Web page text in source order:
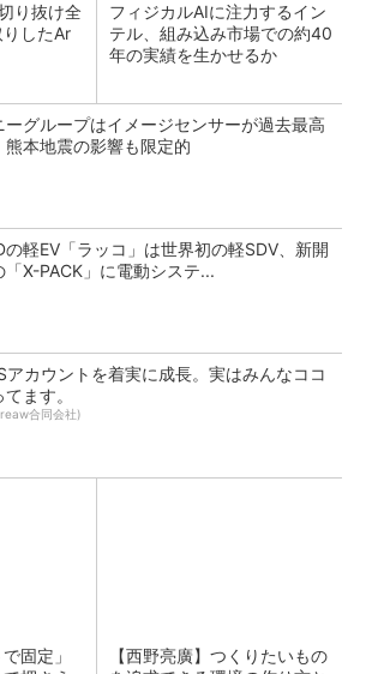
り抜け全
したAr
フィジカルAIに注力するイン
テル、組み込み市場での約40
年の実績を生かせるか
ーグループはイメージセンサーが過去最高
熊本地震の影響も限定的
の軽EV「ラッコ」は世界初の軽SDV、新開
「X-PACK」に電動システ...
アカウントを着実に成長。実はみんなココ
ます。
合同会社)
固定」
【西野亮廣】つくりたいもの